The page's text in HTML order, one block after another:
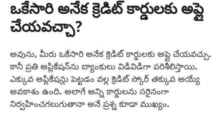
ఒకేసారి అనేక క్రెడిట్ కార్డులకు అప్లై
చేయవచ్చా?
అవును, మీరు ఒకేసారి అనేక క్రెడిట్ కార్డులకు అప్లై చేయవచ్చు.
కానీ ప్రతి అప్లికేషన్‌ను బ్యాంకులు విడివిడిగా పరిశీలిస్తాయి.
ఎక్కువ అప్లికేషన్లు పెట్టడం వల్ల క్రెడిట్ స్కోర్ తక్కువ అయ్యే
అవకాశం ఉంది. అలాగే అన్ని కార్డులను సరైనంగా
నిర్వహించగలుగుతానా అనే ప్రశ్న కూడా ముఖ్యం.